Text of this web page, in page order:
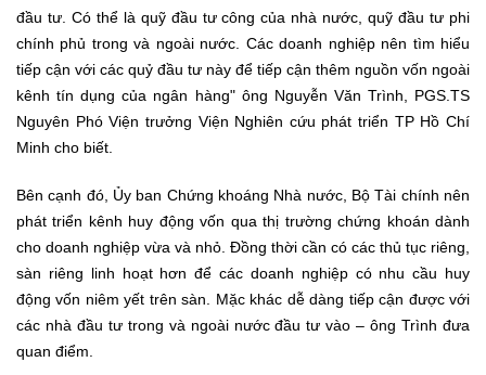
đầu tư. Có thể là quỹ đầu tư công của nhà nước, quỹ đầu tư phi
chính phủ trong và ngoài nước. Các doanh nghiệp nên tìm hiểu
tiếp cận với các quỷ đầu tư này để tiếp cận thêm nguồn vốn ngoài
kênh tín dụng của ngân hàng" ông Nguyễn Văn Trình, PGS.TS
Nguyên Phó Viện trưởng Viện Nghiên cứu phát triển TP Hồ Chí
Minh cho biết.
Bên cạnh đó, Ủy ban Chứng khoáng Nhà nước, Bộ Tài chính nên
phát triển kênh huy động vốn qua thị trường chứng khoán dành
cho doanh nghiệp vừa và nhỏ. Đồng thời cần có các thủ tục riêng,
sàn riêng linh hoạt hơn để các doanh nghiệp có nhu cầu huy
động vốn niêm yết trên sàn. Mặc khác dễ dàng tiếp cận được với
các nhà đầu tư trong và ngoài nước đầu tư vào – ông Trình đưa
quan điểm.